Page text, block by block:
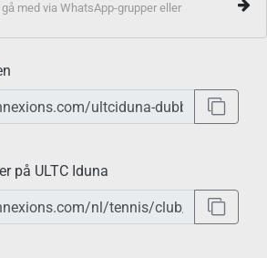
med via WhatsApp-grupper eller
på ULTC Iduna